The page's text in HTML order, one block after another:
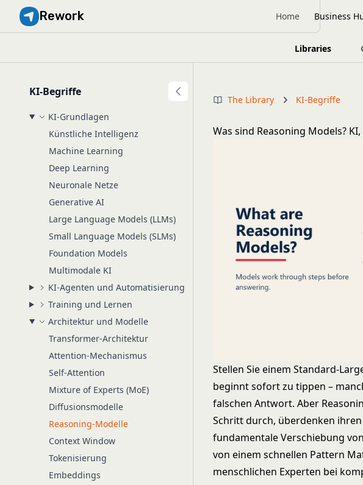
Rework Home Business
Libraries
KI-Begriffe
KI-Grundlagen
Künstliche Intelligenz
Machine Learning
Deep Learning
Neuronale Netze
Generative AI
Large Language Models (LLMs)
Small Language Models (SLMs)
Foundation Models
Multimodale KI
KI-Agenten und Automatisierung
Training und Lernen
Architektur und Modelle
Transformer-Architektur
Attention-Mechanismus
Self-Attention
Mixture of Experts (MoE)
Diffusionsmodelle
Reasoning-Modelle
Context Window
Tokenisierung
Embeddings
The Library KI-Begriffe
Was sind Reasoning Models?
Stellen Sie einem Standard-
beginnt sofort zu tippen –
falschen Antwort. Aber
Schritt durch, überdenken
fundamentale Verschiebung
von einem schnellen Pattern
menschlichen Experten bei